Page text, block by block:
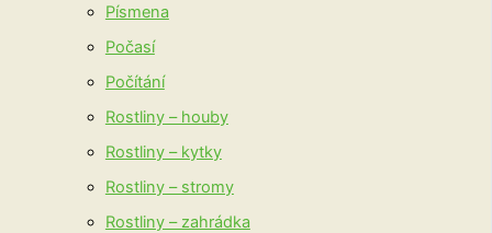
Písmena
Počasí
Počítání
Rostliny – houby
Rostliny – kytky
Rostliny – stromy
Rostliny – zahrádka